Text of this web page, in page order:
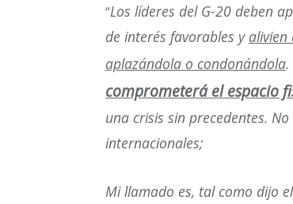
“Los líderes del G-20 deben
de interés favorables y alivien
aplazándola o condonándola.
comprometerá el espacio
una crisis sin precedentes.
internacionales;
Mi llamado es, tal como dijo